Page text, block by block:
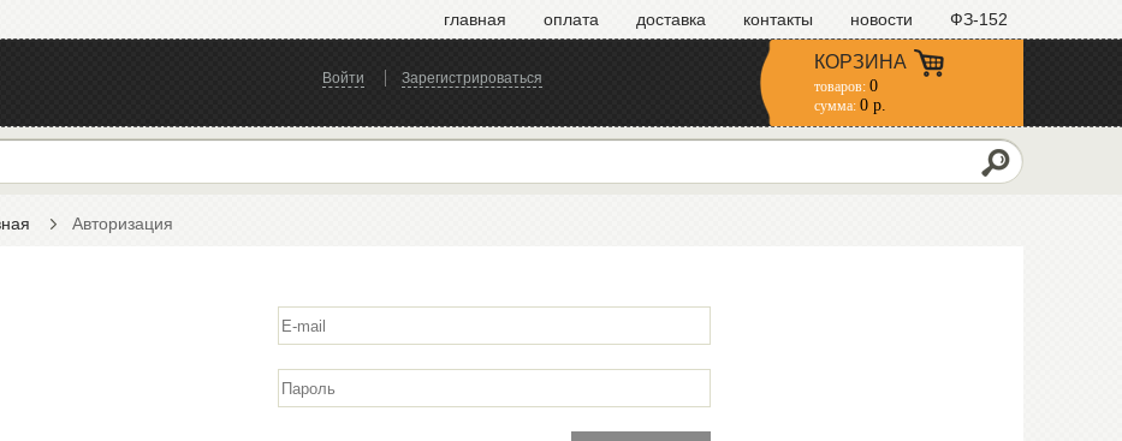
главная оплата доставка контакты новости ФЗ-152
Войти Зарегистрироваться
КОРЗИНА
товаров: 0
сумма: 0 р.
Авторизация